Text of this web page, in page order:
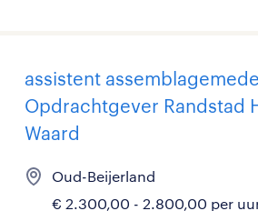
assistent
Opdrachtgever Randstad
Waard
Oud-Beijerland
€ 2.300,00 - 2.800,00 per